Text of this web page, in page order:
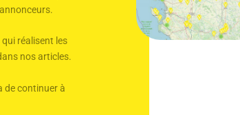
réalisent les
nos articles.
de continuer à